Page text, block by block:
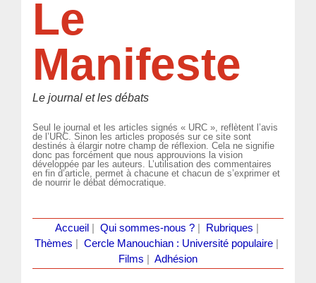
Le
Manifeste
Le journal et les débats
Seul le journal et les articles signés « URC », reflètent l’avis
de l’URC. Sinon les articles proposés sur ce site sont
destinés à élargir notre champ de réflexion. Cela ne signifie
donc pas forcément que nous approuvions la vision
développée par les auteurs. L’utilisation des commentaires
en fin d’article, permet à chacune et chacun de s’exprimer et
de nourrir le débat démocratique.
Accueil Qui sommes-nous ?| Rubriques
Thèmes
Cercle Manouchian : Université populaire
Films
Adhésion